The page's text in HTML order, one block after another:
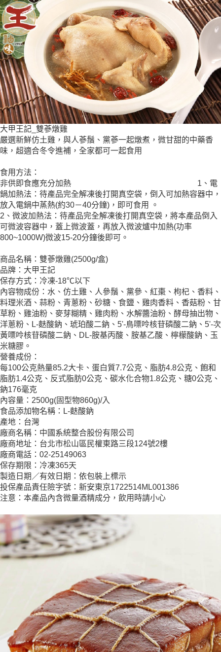
大甲王記_雙蔘燉雞
嚴選新鮮仿土雞，與人蔘鬚、黨蔘一起燉煮，微甘甜的中藥香
味，超適合冬令進補，全家都可一起食用
食用方法：
非供即食應充分加熱 1、電
鍋加熱法：待產品完全解凍後打開真空袋，倒入可加熱容器中，
放入電鍋中蒸熱(約30－40分鐘)，即可食用 。
2、微波加熱法：待產品完全解凍後打開真空袋，將本產品倒入
可微波容器中，蓋上微波蓋，再放入微波爐中加熱(功率
800~1000W)微波15-20分鐘後即可。
商品名稱：雙蔘燉雞(2500g/盒)
品牌：大甲王記
保存方式：冷凍-18℃以下
內容物成份：水、仿土雞、人參鬚、黨參、紅棗、枸杞、香料、
料理米酒、蒜粉、青蔥粉、砂糖、食鹽、雞肉香料、香菇粉、甘
草粉、雞油粉、麥芽糊精、雞肉粉、水解醬油粉、酵母抽出物、
洋蔥粉、L-麩酸鈉、琥珀酸二鈉、5'-鳥嘌呤核苷磷酸二鈉、5'-次
黃嘌呤核苷磷酸二鈉、DL-胺基丙酸、胺基乙酸、檸檬酸鈉、玉
米糖膠。
營養成份：
每100公克熱量85.2大卡、蛋白質7.7公克、脂肪4.8公克、飽和
脂肪1.4公克、反式脂肪0公克、碳水化合物1.8公克、糖0公克、
鈉176毫克
內容量：2500g(固型物860g)/入
食品添加物名稱：L-麩酸鈉
產地：台灣
廠商名稱：中國系統整合股份有限公司
廠商地址：台北市松山區民權東路三段124號2樓
廠商電話：02-25149063
保存期限：冷凍365天
製造日期／有效日期：依包裝上標示
投保產品責任險字號：新安東京1722514ML001386
注意：本產品內含微量酒精成分，飲用時請小心